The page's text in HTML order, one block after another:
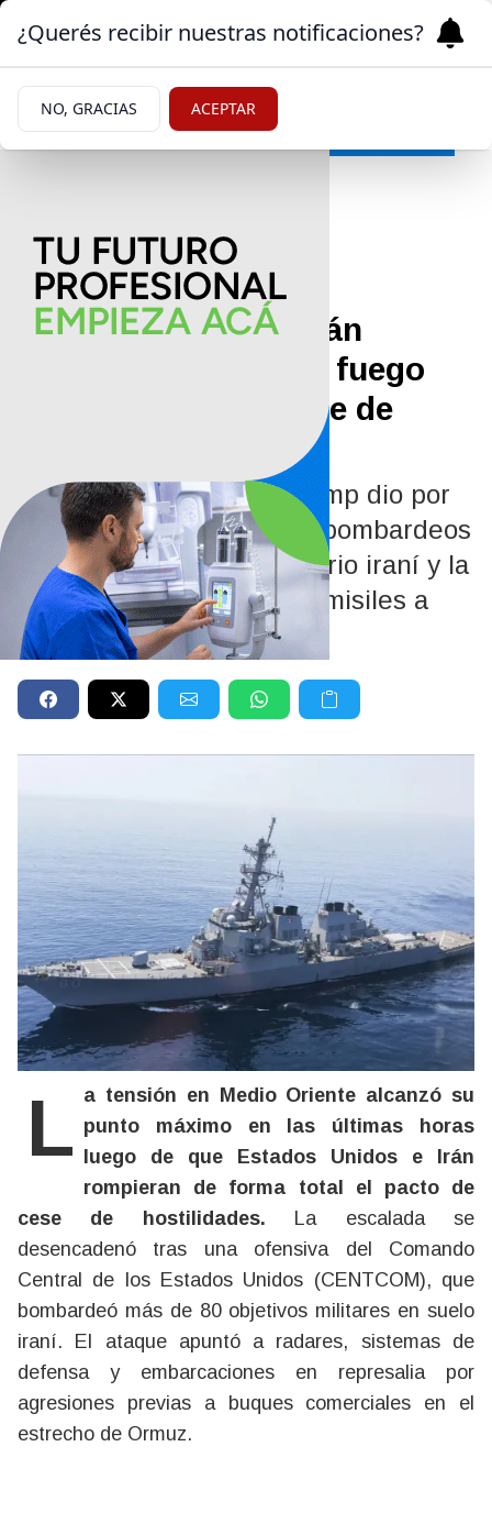
Mundo
08/07/2026
Estados Unidos e Irán
suspenden el alto el fuego
tras un masivo cruce de
El presidente Donald Trump dio por
muerta la tregua tras los bombardeos
estadounidenses a territorio iraní y la
inmediata respuesta con misiles a
bases norteamericanas.
La tensión en Medio Oriente alcanzó su punto máximo en las últimas horas
luego de que Estados Unidos e Irán
rompieran de forma total el pacto de
cese de hostilidades. La escalada se
desencadenó tras una ofensiva del Comando
Central de los Estados Unidos (CENTCOM), que
bombardeó más de 80 objetivos militares en suelo
iraní. El ataque apuntó a radares, sistemas de
defensa y embarcaciones en represalia por
agresiones previas a buques comerciales en el
estrecho de Ormuz.
¿Querés recibir nuestras notificaciones?
NO, GRACIAS ACEPTAR